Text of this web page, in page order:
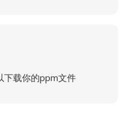
下载你的ppm文件